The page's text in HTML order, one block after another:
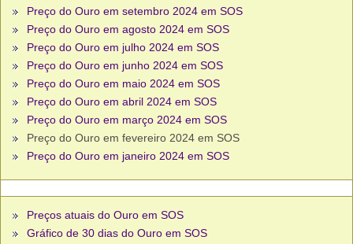
Preço do Ouro em setembro 2024 em SOS
Preço do Ouro em agosto 2024 em SOS
Preço do Ouro em julho 2024 em SOS
Preço do Ouro em junho 2024 em SOS
Preço do Ouro em maio 2024 em SOS
Preço do Ouro em abril 2024 em SOS
Preço do Ouro em março 2024 em SOS
Preço do Ouro em fevereiro 2024 em SOS
Preço do Ouro em janeiro 2024 em SOS
Preços atuais do Ouro em SOS
Gráfico de 30 dias do Ouro em SOS